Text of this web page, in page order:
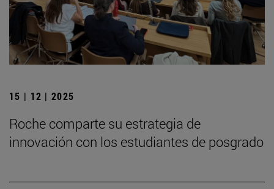
15 | 12 | 2025
Roche comparte su estrategia de
innovación con los estudiantes de posgrado